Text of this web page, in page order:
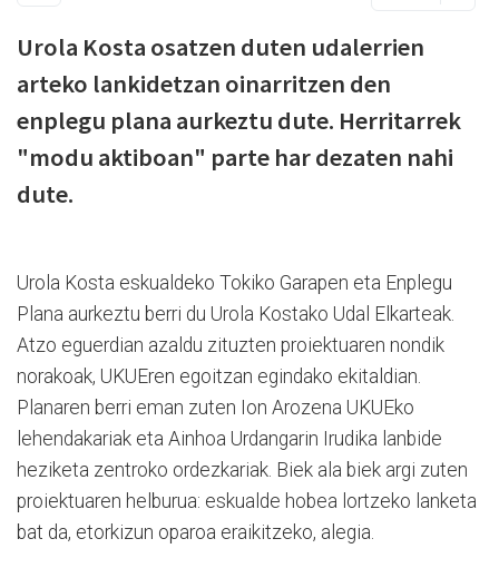
Urola Kosta osatzen duten udalerrien
arteko lankidetzan oinarritzen den
enplegu plana aurkeztu dute. Herritarrek
"modu aktiboan" parte har dezaten nahi
dute.
Urola Kosta eskualdeko Tokiko Garapen eta Enplegu
Plana aurkeztu berri du Urola Kostako Udal Elkarteak.
Atzo eguerdian azaldu zituzten proiektuaren nondik
norakoak, UKUEren egoitzan egindako ekitaldian.
Planaren berri eman zuten Ion Arozena UKUEko
lehendakariak eta Ainhoa Urdangarin Irudika lanbide
heziketa zentroko ordezkariak. Biek ala biek argi zuten
proiektuaren helburua: eskualde hobea lortzeko lanketa
bat da, etorkizun oparoa eraikitzeko, alegia.